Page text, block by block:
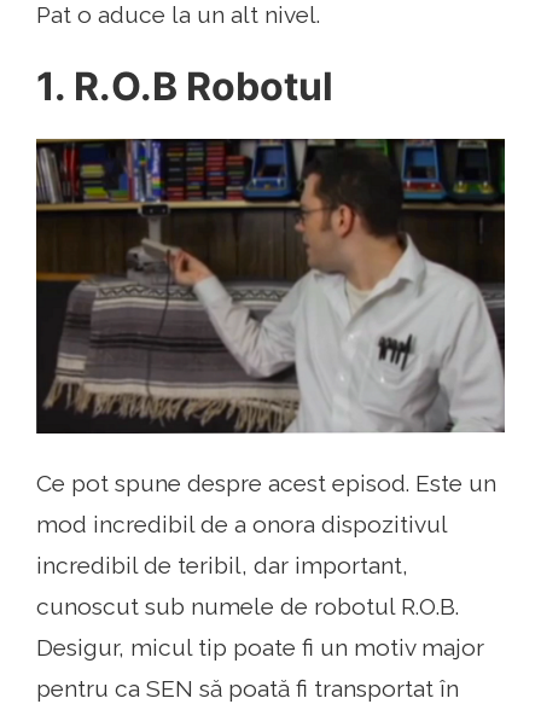
Pat o aduce la un alt nivel.
1. R.O.B Robotul
Ce pot spune despre acest episod. Este un
mod incredibil de a onora dispozitivul
incredibil de teribil, dar important,
cunoscut sub numele de robotul R.O.B.
Desigur, micul tip poate fi un motiv major
pentru ca SEN să poată fi transportat în